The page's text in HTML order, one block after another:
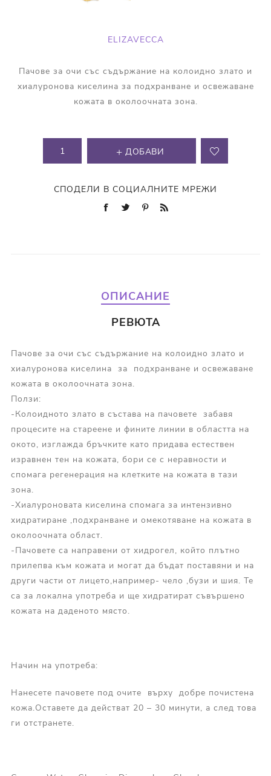
ELIZAVECCA
Пачове за очи със съдържание на колоидно злато и
хиалуронова киселина за подхранване и освежаване
кожата в околоочната зона.
ДОБАВИ
СПОДЕЛИ В СОЦИАЛНИТЕ МРЕЖИ
ОПИСАНИЕ
РЕВЮТА
Пачове за очи със съдържание на колоидно злато и
хиалуронова киселина за подхранване и освежаване
кожата в околоочната зона.
Ползи:
-Колоидното злато в състава на пачовете забавя
процесите на стареене и фините линии в областта на
окото, изглажда бръчките като придава естествен
изравнен тен на кожата, бори се с неравности и
спомага регенерация на клетките на кожата в тази
зона.
-Хиалуроновата киселина спомага за интензивно
хидратиране ,подхранване и омекотяване на кожата в
околоочната област.
-Пачовете са направени от хидрогел, който плътно
прилепва към кожата и могат да бъдат поставяни и на
други части от лицето,например- чело ,бузи и шия. Те
са за локална употреба и ще хидратират съвършено
кожата на даденото място.
Начин на употреба:
Нанесете пачовете под очите върху добре почистена
кожа.Оставете да действат 20 – 30 минути, а след това
ги отстранете.